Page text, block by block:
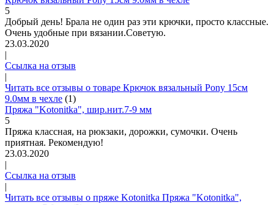
5
Добрый день! Брала не один раз эти крючки, просто классные.
Очень удобные при вязании.Советую.
23.03.2020
|
Ссылка на отзыв
|
Читать все отзывы о товаре Крючок вязальный Pony 15см
9.0мм в чехле (1)
Пряжа "Kotonitka", шир.нит.7-9 мм
5
Пряжа классная, на рюкзаки, дорожки, сумочки. Очень
приятная. Рекомендую!
23.03.2020
|
Ссылка на отзыв
|
Читать все отзывы о пряже Kotonitka Пряжа "Kotonitka",